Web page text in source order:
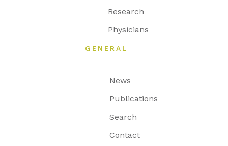
Research
Physicians
GENERAL
News
Publications
Search
Contact